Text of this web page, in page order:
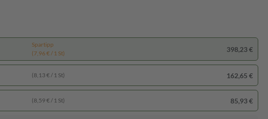
Spartipp
(7,96 € / 1 St)
398,23 €
(8,13 € / 1 St) 162,65 €
(8,59 € / 1 St) 85,93 €